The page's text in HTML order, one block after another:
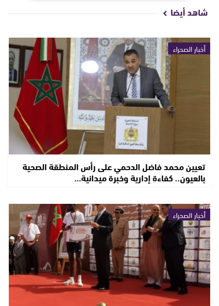
شاهد أيضا
أخبار الصحراء
تعيين محمد فاضل الدحمي على رأس المنطقة الصحية
بالعيون.. كفاءة إدارية وخبرة ميدانية…
أخبار الصحراء